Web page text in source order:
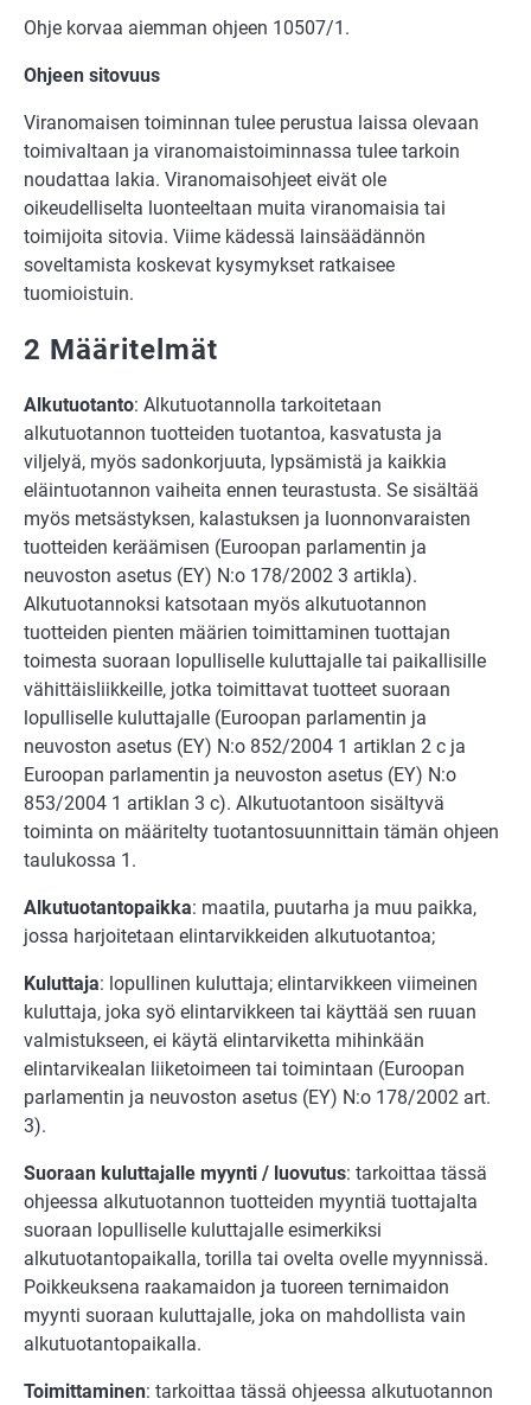
Ohje korvaa aiemman ohjeen 10507/1.
Ohjeen sitovuus
Viranomaisen toiminnan tulee perustua laissa olevaan
toimivaltaan ja viranomaistoiminnassa tulee tarkoin
noudattaa lakia. Viranomaisohjeet eivät ole
oikeudelliselta luonteeltaan muita viranomaisia tai
toimijoita sitovia. Viime kädessä lainsäädännön
soveltamista koskevat kysymykset ratkaisee
tuomioistuin.
2 Määritelmät
Alkutuotanto: Alkutuotannolla tarkoitetaan
alkutuotannon tuotteiden tuotantoa, kasvatusta ja
viljelyä, myös sadonkorjuuta, lypsämistä ja kaikkia
eläintuotannon vaiheita ennen teurastusta. Se sisältää
myös metsästyksen, kalastuksen ja luonnonvaraisten
tuotteiden keräämisen (Euroopan parlamentin ja
neuvoston asetus (EY) N:o 178/2002 3 artikla).
Alkutuotannoksi katsotaan myös alkutuotannon
tuotteiden pienten määrien toimittaminen tuottajan
toimesta suoraan lopulliselle kuluttajalle tai paikallisille
vähittäisliikkeille, jotka toimittavat tuotteet suoraan
lopulliselle kuluttajalle (Euroopan parlamentin ja
neuvoston asetus (EY) N:o 852/2004 1 artiklan 2 c ja
Euroopan parlamentin ja neuvoston asetus (EY) N:o
853/2004 1 artiklan 3 c). Alkutuotantoon sisältyvä
toiminta on määritelty tuotantosuunnittain tämän ohjeen
taulukossa 1.
Alkutuotantopaikka: maatila, puutarha ja muu paikka,
jossa harjoitetaan elintarvikkeiden alkutuotantoa;
Kuluttaja: lopullinen kuluttaja; elintarvikkeen viimeinen
kuluttaja, joka syö elintarvikkeen tai käyttää sen ruuan
valmistukseen, ei käytä elintarviketta mihinkään
elintarvikealan liiketoimeen tai toimintaan (Euroopan
parlamentin ja neuvoston asetus (EY) N:o 178/2002 art.
3).
Suoraan kuluttajalle myynti / luovutus: tarkoittaa tässä
ohjeessa alkutuotannon tuotteiden myyntiä tuottajalta
suoraan lopulliselle kuluttajalle esimerkiksi
alkutuotantopaikalla, torilla tai ovelta ovelle myynnissä.
Poikkeuksena raakamaidon ja tuoreen ternimaidon
myynti suoraan kuluttajalle, joka on mahdollista vain
alkutuotantopaikalla.
Toimittaminen: tarkoittaa tässä ohjeessa alkutuotannon